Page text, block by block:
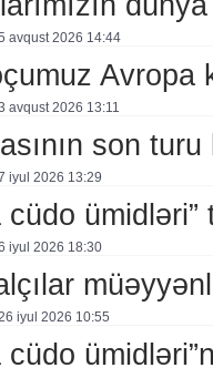
avqust 2026 14:44
Avropa
avqust 2026 13:11
son
i̇yul 2026 13:29
cüdo ümidləri”
i̇yul 2026 18:30
i̇yul 2026 10:55
cüdo